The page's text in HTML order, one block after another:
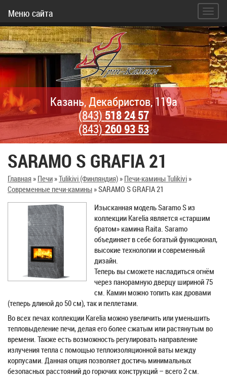
Меню сайта
Казань, Декабристов, 119а
(843)518 24 57
(843)260 93 53
SARAMO S GRAFIA 21
Главная» Печи»Tulikivi (Финляндия)» Печи-камины Tulikivi»
Современные печи-камины»SARAMO S GRAFIA 21
Изысканная модель Saramo S из
коллекции Karelia является «старшим
братом» камина Raita. Saramo
объединяет в себе богатый функционал,
высокие технологии и современный
дизайн.
Теперь вы сможете насладиться огнём
через панорамную дверцу шириной 75
см. Камин можно топить как дровами
(теперь длиной до 50 см), так и пеллетами.
Во всех печах коллекции Karelia можно увеличить или уменьшить
тепловыделение печи, делая его более сжатым или растянутым во
времени. Также есть возможность регулировать направление
излучения тепла с помощью теплоизоляционной ваты между
корпусами. Данная опция позволяет достичь минимальных
безопасных расстояний до горючих конструкций – всего 2 см.